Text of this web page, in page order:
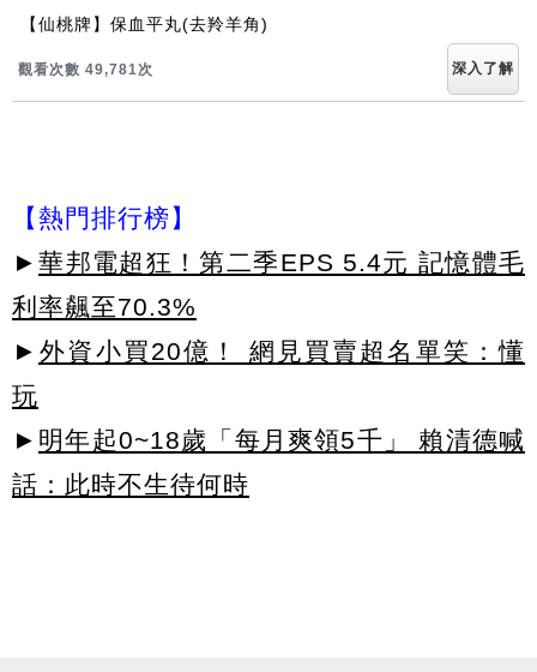
【仙桃牌】保血平丸(去羚羊角)
觀看次數 49,787次 深入了解
【熱門排行榜】
► 華邦電超狂！第二季EPS 5.4元 記憶體毛
利率飆至70.3%
► 外資小買20億！ 網見買賣超名單笑：懂
玩
► 明年起0~18歲「每月爽領5千」 賴清德喊
話：此時不生待何時